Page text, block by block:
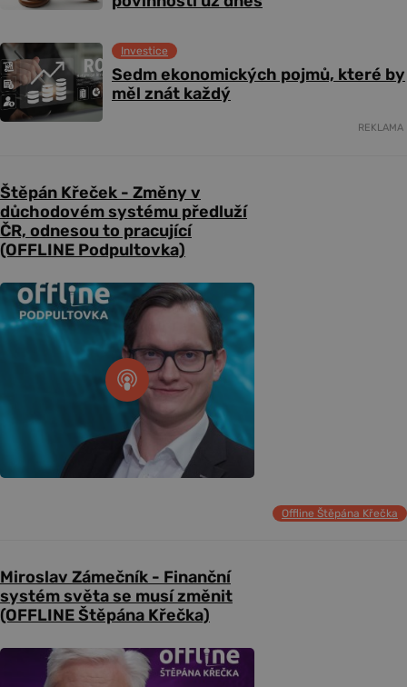
Sedm ekonomických pojmů, které by
měl znát každý
Investice
REKLAMA
Štěpán Křeček - Změny v
důchodovém systému předluží
ČR, odnesou to pracující
(OFFLINE Podpultovka)
Offline Štěpána Křečka
Miroslav Zámečník - Finanční
systém světa se musí změnit
(OFFLINE Štěpána Křečka)